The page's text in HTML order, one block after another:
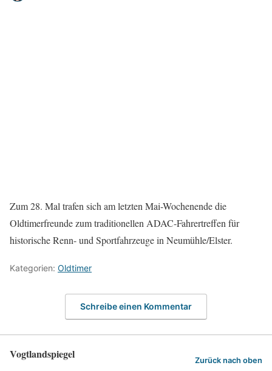
Zum 28. Mal trafen sich am letzten Mai-Wochenende die
Oldtimerfreunde zum traditionellen ADAC-Fahrertreffen für
historische Renn- und Sportfahrzeuge in Neumühle/Elster.
Kategorien: Oldtimer
Schreibe einen Kommentar
Vogtlandspiegel Zurück nach oben